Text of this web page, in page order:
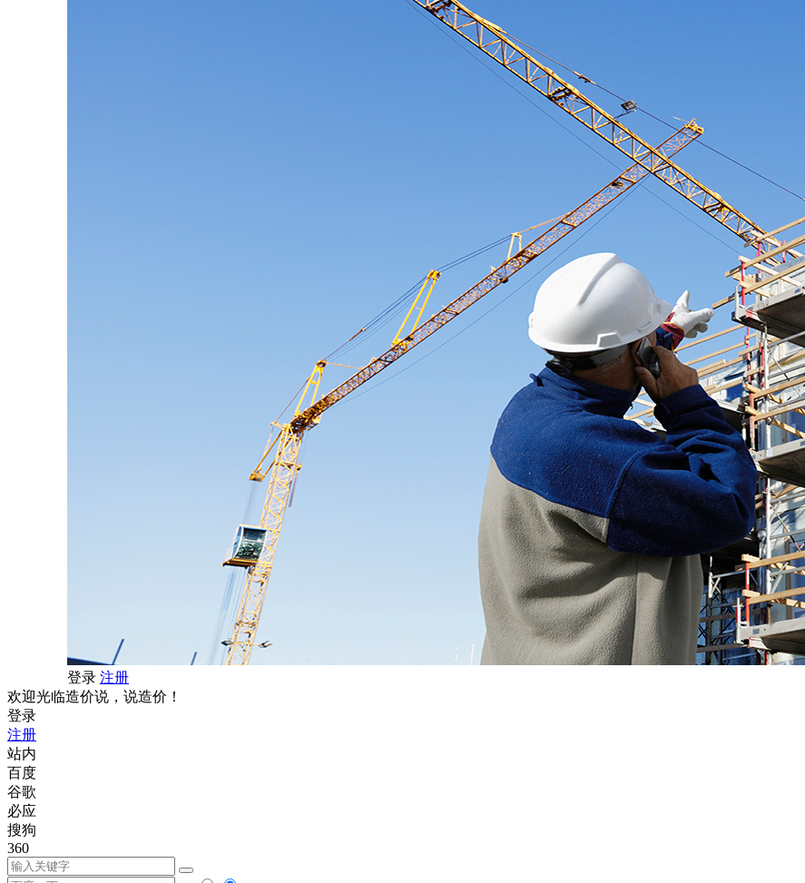
登录 注册
欢迎光临造价说，说造价！
登录
注册
站内
百度
谷歌
必应
搜狗
360